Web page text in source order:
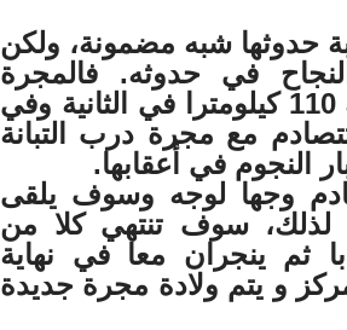
حدوثها شبه مضمونة، ولكن
في حدوثه. فالمجرة
أندروميدا تندفع خلال الفضاء بسرعة 110 كيلومترا في الثانية وفي
مع مجرة درب التبانة
النجوم في أعقابها.
وجها لوجه وسوف يلقى
لذلك، سوف تنتهي كلا من
ثم ينجران معا في نهاية
و يتم ولادة مجرة جديدة